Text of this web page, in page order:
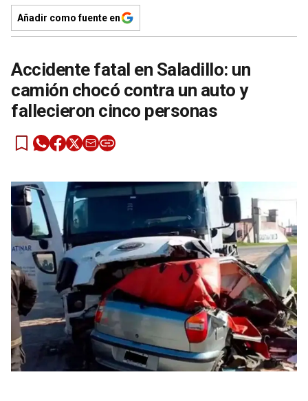
Añadir como fuente en
Accidente fatal en Saladillo: un
camión chocó contra un auto y
fallecieron cinco personas